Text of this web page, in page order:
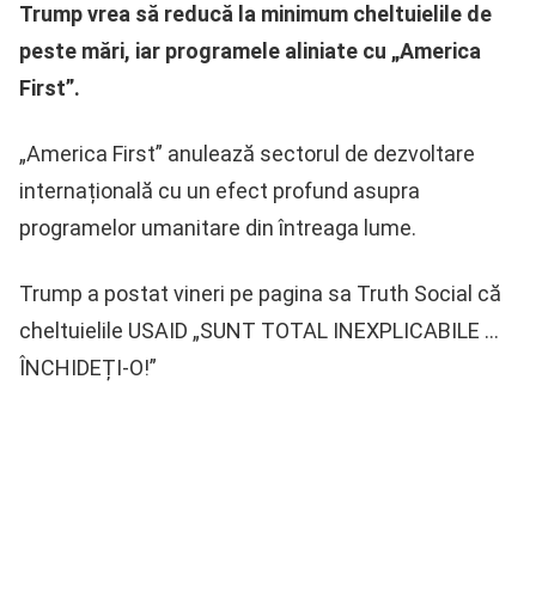
Trump vrea să reducă la minimum cheltuielile de
peste mări, iar programele aliniate cu „America
First”.
„America First” anulează sectorul de dezvoltare
internațională cu un efect profund asupra
programelor umanitare din întreaga lume.
Trump a postat vineri pe pagina sa Truth Social că
cheltuielile USAID „SUNT TOTAL INEXPLICABILE …
ÎNCHIDEȚI-O!”